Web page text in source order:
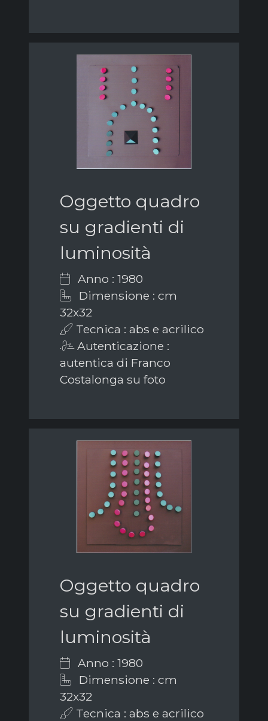
Oggetto quadro
su gradienti di
luminosità
Anno : 1980
Dimensione : cm
32x32
Tecnica : abs e acrilico
Autenticazione :
autentica di Franco
Costalonga su foto
Oggetto quadro
su gradienti di
luminosità
Anno : 1980
Dimensione : cm
32x32
Tecnica : abs e acrilico